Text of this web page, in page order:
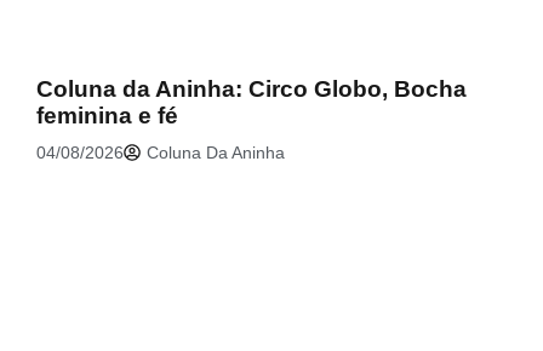
Coluna da Aninha: Circo Globo, Bocha
feminina e fé
04/08/2026 Coluna Da Aninha